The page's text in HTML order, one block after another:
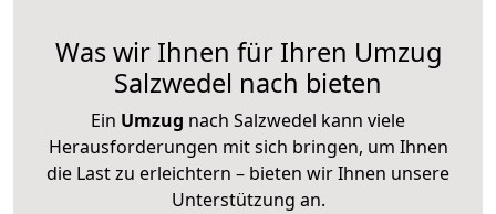
Was wir Ihnen für Ihren Umzug
Salzwedel nach bieten
Ein Umzug nach Salzwedel kann viele
Herausforderungen mit sich bringen, um Ihnen
die Last zu erleichtern – bieten wir Ihnen unsere
Unterstützung an.